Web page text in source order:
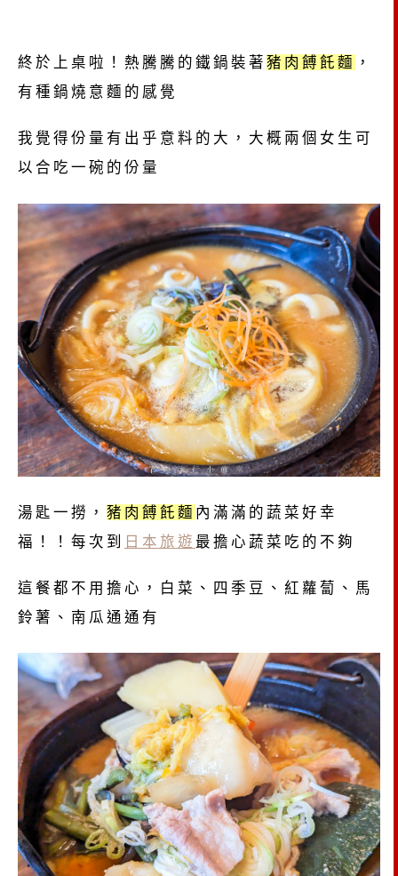
終於上桌啦！熱騰騰的鐵鍋裝著 豬肉餺飥麵 ，
有種鍋燒意麵的感覺
我覺得份量有出乎意料的大，大概兩個女生可
以合吃一碗的份量
湯匙一撈， 豬肉餺飥麵 內滿滿的蔬菜好幸
福！！每次到
日本旅遊 最擔心蔬菜吃的不夠
這餐都不用擔心，白菜、四季豆、紅蘿蔔、馬
鈴薯、南瓜通通有